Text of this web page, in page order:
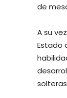
de
A su
Estado